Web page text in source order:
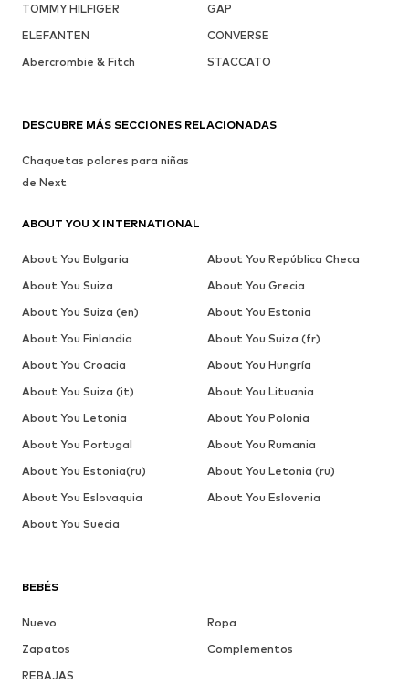
TOMMY HILFIGER
GAP
ELEFANTEN
CONVERSE
Abercrombie & Fitch
STACCATO
BEBÉS
Nuevo
Ropa
Zapatos
Complementos
REBAJAS
DESCUBRE MÁS SECCIONES RELACIONADAS
Chaquetas polares para niñas
de Next
ABOUT YOU X INTERNATIONAL
About You Bulgaria
About You República Checa
About You Suiza
About You Grecia
About You Suiza (en)
About You Estonia
About You Finlandia
About You Suiza (fr)
About You Croacia
About You Hungría
About You Suiza (it)
About You Lituania
About You Letonia
About You Polonia
About You Portugal
About You Rumania
About You Estonia(ru)
About You Letonia (ru)
About You Eslovaquia
About You Eslovenia
About You Suecia